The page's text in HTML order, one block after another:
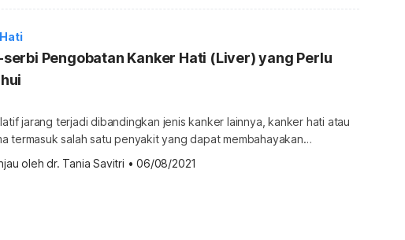
untuk pasien. Berikut penjelasan tentang tahapan stadium kanker
Pengobatan Kanker Hati (Liver) yang Perlu
jarang terjadi dibandingkan jenis kanker lainnya, kanker hati atau
termasuk salah satu penyakit yang dapat membahayakan
tetapi, ada beberapa pengobatan yang bisa dilakukan untuk
kanker hati. Biasanya, pengobatan dari penyakit ini ditentukan
oleh dr. Tania Savitri • 06/08/2021